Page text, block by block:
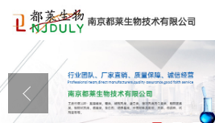
公司首页
公司介绍